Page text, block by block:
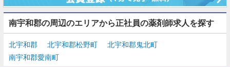
南宇和郡の周辺のエリアから正社員の薬剤師求人を探す
北宇和郡 北宇和郡松野町
北宇和郡鬼北町
南宇和郡愛南町